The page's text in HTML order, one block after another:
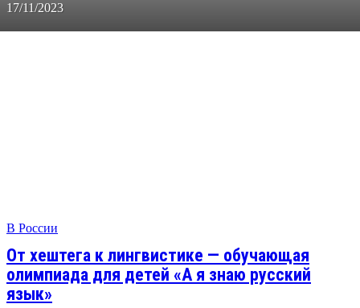
17/11/2023
В России
От хештега к лингвистике — обучающая
олимпиада для детей «А я знаю русский
язык»